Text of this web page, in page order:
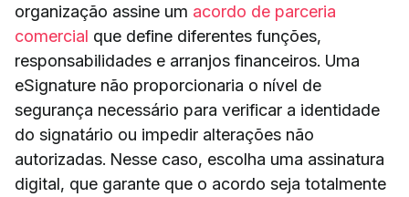
organização assine um acordo de parceria
comercial que define diferentes funções,
responsabilidades e arranjos financeiros. Uma
eSignature não proporcionaria o nível de
segurança necessário para verificar a identidade
do signatário ou impedir alterações não
autorizadas. Nesse caso, escolha uma assinatura
digital, que garante que o acordo seja totalmente